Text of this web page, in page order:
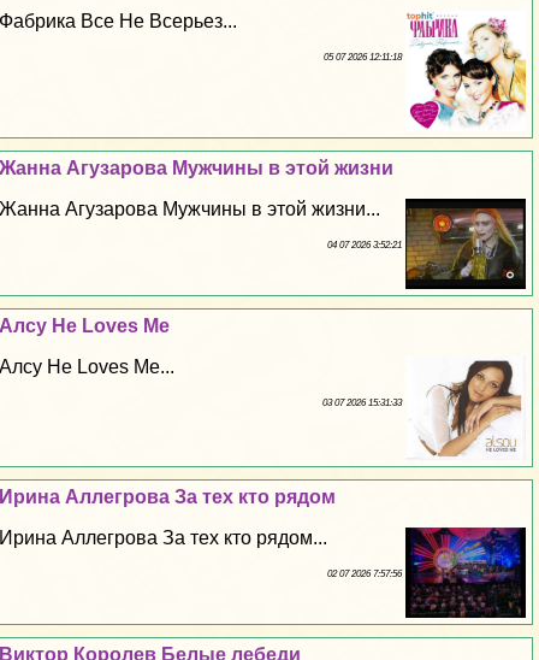
Фабрика Все Не Всерьез...
05 07 2026 12:11:18
Жанна Агузарова Мужчины в этой жизни
Жанна Агузарова Мужчины в этой жизни...
04 07 2026 3:52:21
Алсу He Loves Me
Алсу He Loves Me...
03 07 2026 15:31:33
Ирина Аллегрова За тех кто рядом
Ирина Аллегрова За тех кто рядом...
02 07 2026 7:57:56
Виктор Королев Белые лебеди